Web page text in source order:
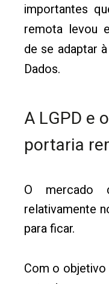
importantes
remota levou
de se adaptar
Dados.
A LGPD e
portaria
O mercado
relativamente
para ficar.
Com o